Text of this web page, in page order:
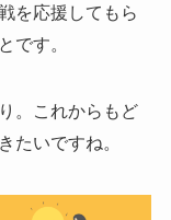
を応援してもら
です。
。これからもど
たいですね。